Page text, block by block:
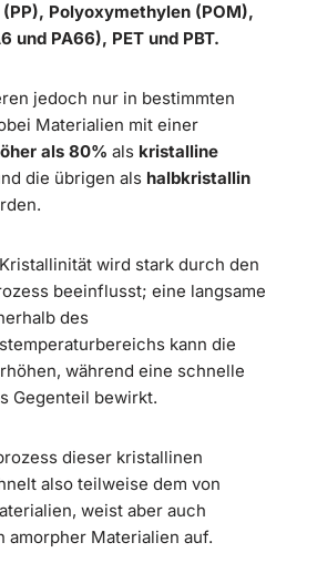
Polyoxymethylen (POM),
und PA66), PET und PBT.
jedoch nur in bestimmten
Materialien mit einer
als 80% als kristalline
die übrigen als halbkristallin
wird stark durch den
beeinflusst; eine langsame
des
kann die
während eine schnelle
Gegenteil bewirkt.
dieser kristallinen
also teilweise dem von
weist aber auch
amorpher Materialien auf.